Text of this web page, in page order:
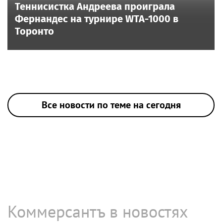
Теннисистка Андреева проиграла
Фернандес на турнире WTA-1000 в
Торонто
Все новости по теме на сегодня
Коммерсантъ в новостях